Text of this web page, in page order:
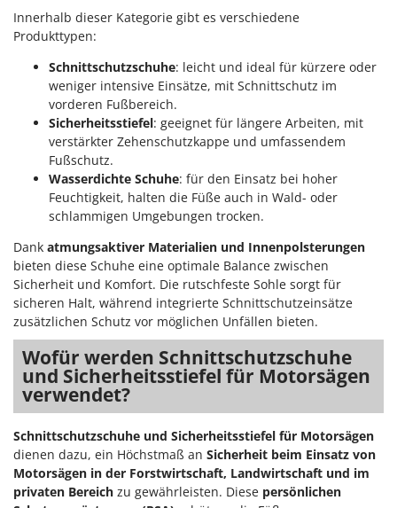
Innerhalb dieser Kategorie gibt es verschiedene
Produkttypen:
Schnittschutzschuhe: leicht und ideal für kürzere oder
weniger intensive Einsätze, mit Schnittschutz im
vorderen Fußbereich.
Sicherheitsstiefel: geeignet für längere Arbeiten, mit
verstärkter Zehenschutzkappe und umfassendem
Fußschutz.
Wasserdichte Schuhe: für den Einsatz bei hoher
Feuchtigkeit, halten die Füße auch in Wald- oder
schlammigen Umgebungen trocken.
Dank atmungsaktiver Materialien und Innenpolsterungen
bieten diese Schuhe eine optimale Balance zwischen
Sicherheit und Komfort. Die rutschfeste Sohle sorgt für
sicheren Halt, während integrierte Schnittschutzeinsätze
zusätzlichen Schutz vor möglichen Unfällen bieten.
Wofür werden Schnittschutzschuhe
und Sicherheitsstiefel für Motorsägen
verwendet?
Schnittschutzschuhe und Sicherheitsstiefel für Motorsägen
dienen dazu, ein Höchstmaß an Sicherheit beim Einsatz von
Motorsägen in der Forstwirtschaft, Landwirtschaft und im
privaten Bereich zu gewährleisten. Diese persönlichen